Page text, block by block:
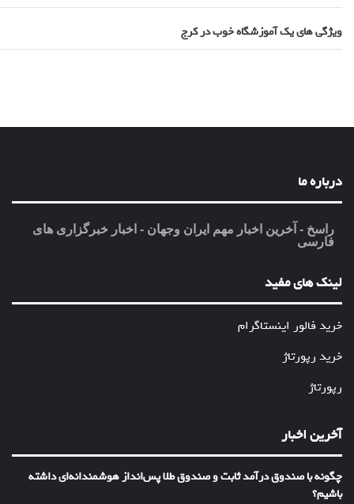
ویژگی های یک آموزشگاه خوب در کرج
درباره ما
راسخ - آخرین اخبار مهم ایران وجهان - اخبار خبرگزاری های
فارسی
لینک های مفید
خرید فالور اینستاگرام
خرید رپورتاژ
رپورتاژ
آخرین اخبار
چگونه با صندوق درآمد ثابت و صندوق طلا پس‌انداز هوشمندانه‌ای داشته
باشیم؟